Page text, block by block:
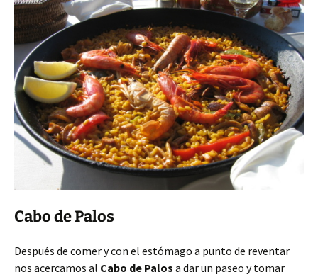
Cabo de Palos
Después de comer y con el estómago a punto de reventar
nos acercamos al Cabo de Palos a dar un paseo y tomar